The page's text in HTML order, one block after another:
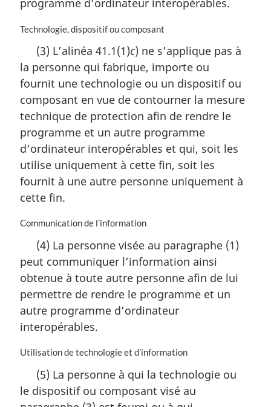
a
:
programme d’ordinateur interopérables.
N
e
m
r
g
i
a
l
e
:
Technologie, dispositif ou composant
(3) L’alinéa 41.1(1)c) ne s’applique pas à
la personne qui fabrique, importe ou
fournit une technologie ou un dispositif ou
composant en vue de contourner la mesure
technique de protection afin de rendre le
programme et un autre programme
d’ordinateur interopérables et qui, soit les
utilise uniquement à cette fin, soit les
fournit à une autre personne uniquement à
cette fin.
N
e
m
r
g
i
a
:
Communication de l’information
(4) La personne visée au paragraphe (1)
peut communiquer l’information ainsi
obtenue à toute autre personne afin de lui
permettre de rendre le programme et un
autre programme d’ordinateur
interopérables.
N
e
m
Utilisation de technologie et d’information
(5) La personne à qui la technologie ou
le dispositif ou composant visé au